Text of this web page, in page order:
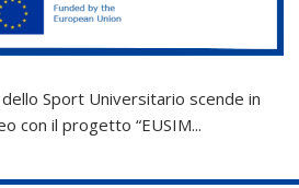
Sport Universitario scende in
con il progetto “EUSIM...